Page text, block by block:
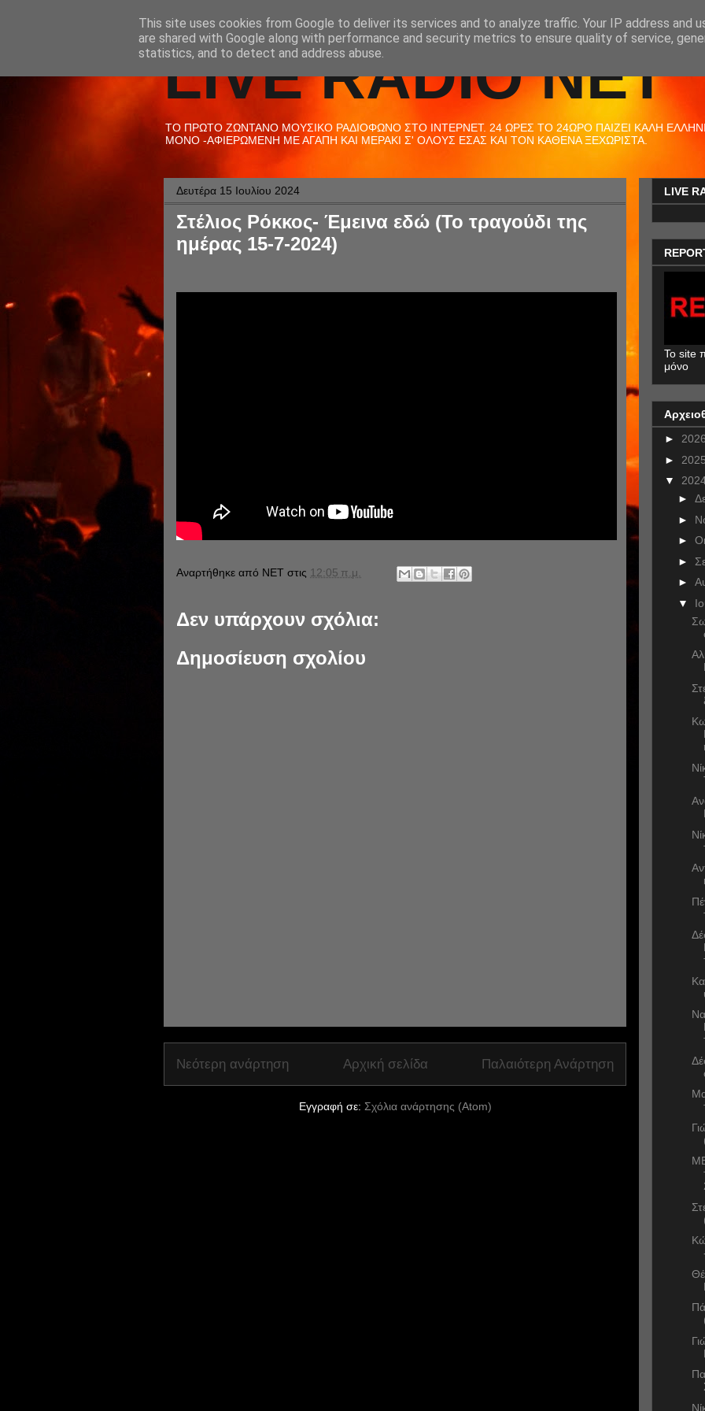
LIVE RADIO NET
ΤΟ ΠΡΩΤΟ ΖΩΝΤΑΝΟ ΜΟΥΣΙΚΟ ΡΑΔΙΟΦΩΝΟ ΣΤΟ ΙΝΤΕΡΝΕΤ. 24 ΩΡΕΣ ΤΟ 24ΩΡΟ ΠΑΙΖΕΙ ΚΑΛΗ
ΜΟΝΟ -ΑΦΙΕΡΩΜΕΝΗ ΜΕ ΑΓΑΠΗ ΚΑΙ ΜΕΡΑΚΙ Σ' ΟΛΟΥΣ ΕΣΑΣ ΚΑΙ ΤΟΝ ΚΑΘΕΝΑ ΞΕΧΩΡΙΣΤΑ.
Δευτέρα 15 Ιουλίου 2024
Στέλιος Ρόκκος- Έμεινα εδώ (Το τραγούδι της
ημέρας 15-7-2024)
Αναρτήθηκε από NET στις 12:05 π.μ.
Δεν υπάρχουν σχόλια:
Δημοσίευση σχολίου
Νεότερη ανάρτηση Παλαιότερη Ανάρτηση
Αρχική σελίδα
Εγγραφή σε: Σχόλια ανάρτησης (Atom)
LIVE
To site
μόνο
►
►
▼
►
►
►
►
►
▼
This site uses cookies from Google to deliver its services and to analyze traffic. Your IP address and
are shared with Google along with performance and security metrics to ensure quality of service,
statistics, and to detect and address abuse.